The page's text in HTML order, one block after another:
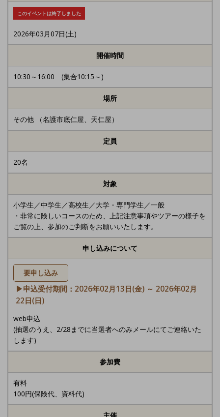
このイベントは終了しました
2026年03月07日(土)
開催時間
10:30～16:00 (集合10:15～)
場所
その他 （名護市底仁屋、天仁屋）
定員
20名
対象
小学生／中学生／高校生／大学・専門学生／一般
・非常に険しいコースのため、上記注意事項やツアーの様子を
ご覧の上、参加のご判断をお願いいたします。
申し込みについて
要申し込み
▶申込受付期間：2026年02月13日(金) ～ 2026年02月
22日(日)
web申込
(抽選のうえ、2/28までに当選者へのみメールにてご連絡いた
します)
参加費
有料
100円(保険代、資料代)